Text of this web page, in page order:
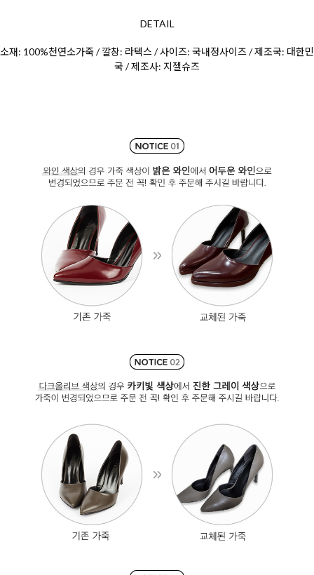
DETAIL
소재: 100%천연소가죽 / 깔창: 라텍스 / 사이즈: 국내정사이즈 / 제조국: 대한민
국 / 제조사: 지젤슈즈